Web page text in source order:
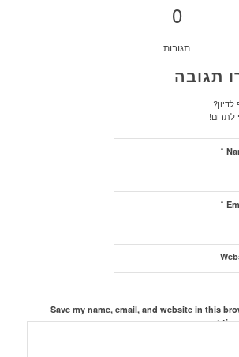
0
תגובות
תגובה
לתרום!
*
*
Save my name, email, and website in this
next